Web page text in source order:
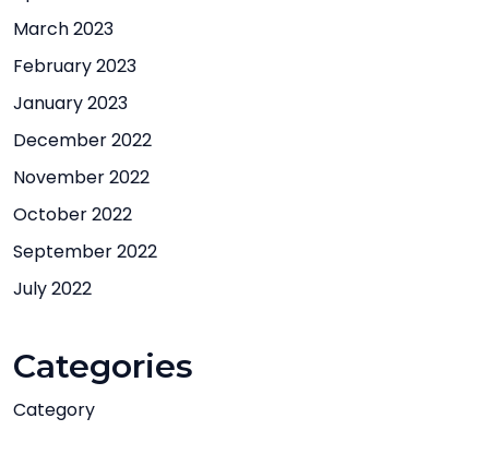
March 2023
February 2023
January 2023
December 2022
November 2022
October 2022
September 2022
July 2022
Categories
Category